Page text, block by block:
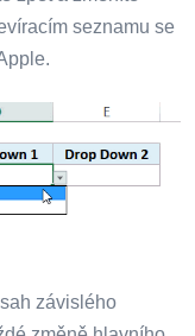
seznamu se
závislého